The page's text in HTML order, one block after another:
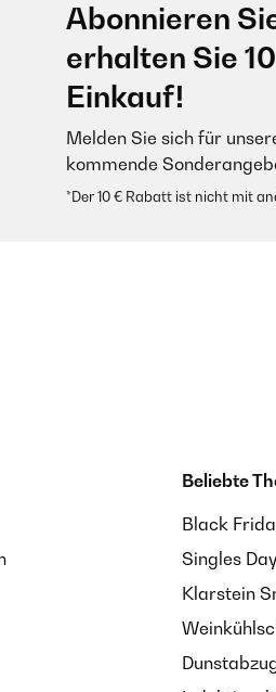
Abonnieren
erhalten Sie
Einkauf!
Melden Sie sich für
kommende
*Der 10 € Rabatt ist nicht mit
Beliebte
Black
Singles Day
Klarstein